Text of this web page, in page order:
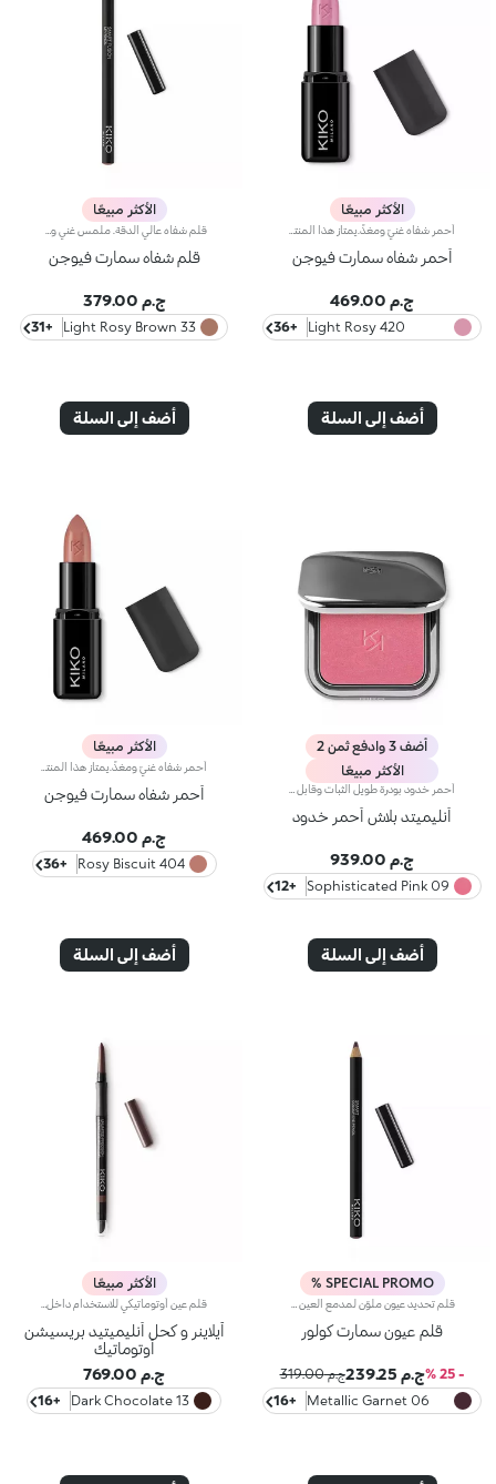
الأكثر مبيعًا
أحمر شفاه سمارت فيوجن
ج.م 469.00
420 Light Rosy
Mauve
+36
أضف إلى السلة
الأكثر مبيعًا
قلم شفاه سمارت فيوجن
ج.م 379.00
33 Light Rosy Brown
+31
أضف إلى السلة
أضف 3 وادفع ثمن 2
الأكثر مبيعًا
أنليميتد بلاش أحمر خدود
ج.م 939.00
09 Sophisticated Pink
+12
أضف إلى السلة
الأكثر مبيعًا
أحمر شفاه سمارت فيوجن
ج.م 469.00
404 Rosy Biscuit
+36
أضف إلى السلة
SPECIAL PROMO %
قلم عيون سمارت كولور
- 25 % ج.م 239.25
ج.م 319.00
06 Metallic Garnet
Brown
+16
الأكثر مبيعًا
آيلاينر و كحل أنليميتيد بريسيشن
أوتوماتيك
ج.م 769.00
13 Dark Chocolate
+16